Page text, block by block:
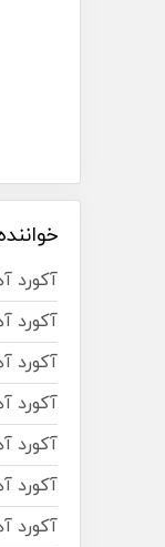
آکورد
آکورد
آکورد
آکورد
آکورد
آکورد
آکورد